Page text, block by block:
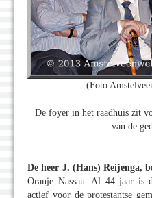
(Foto
De foyer in het raadhuis zit
van de
De heer J. (Hans) Reijenga, b
Oranje Nassau. Al 44 jaar is
actief voor de protestantse